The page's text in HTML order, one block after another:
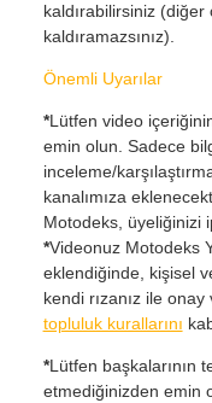
kaldırabilirsiniz (diğer
kaldıramazsınız).
Önemli Uyarılar
*Lütfen video
emin olun. Sadece
inceleme/
kanalımıza
Motodeks, üyeliğinizi
*Videonuz Motodeks
eklendiğinde, kişisel
kendi rızanız ile
topluluk kurallarını
*Lütfen başkalarının
etmediğinizden emin